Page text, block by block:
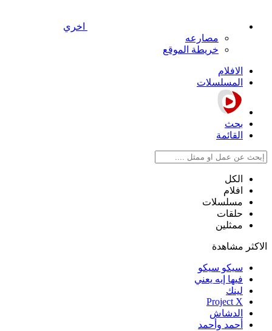
اخري
مصارعه
خريطة الموقع
الافلام
المسلسلات
بحث
القائمة
الكل
افلام
مسلسلات
حلقات
ممثلين
الاكثر مشاهدة
سيكو سيكو
فيها إيه يعني
لينك
Project X
الدشاش
أحمد وأحمد